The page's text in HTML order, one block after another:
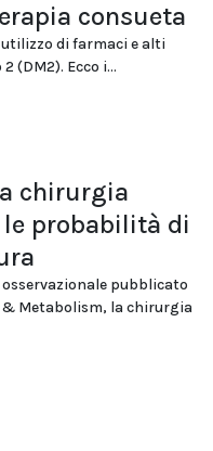
consueta
di farmaci e alti
(DM2). Ecco i...
chirurgia
probabilità di
pubblicato
Metabolism, la chirurgia